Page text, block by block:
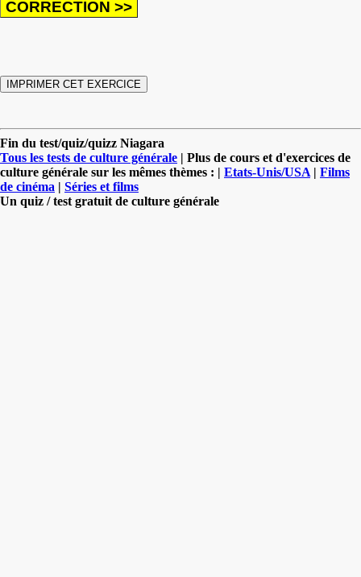
Fin du test/quiz/quizz Niagara
Tous les tests de culture générale | Plus de cours et d'exercices de
culture générale sur les mêmes thèmes : | Etats-Unis/USA | Films
de cinéma | Séries et films
Un quiz / test gratuit de culture générale